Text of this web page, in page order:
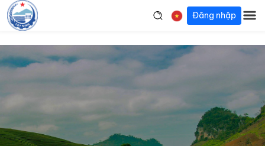
Đăng nhập